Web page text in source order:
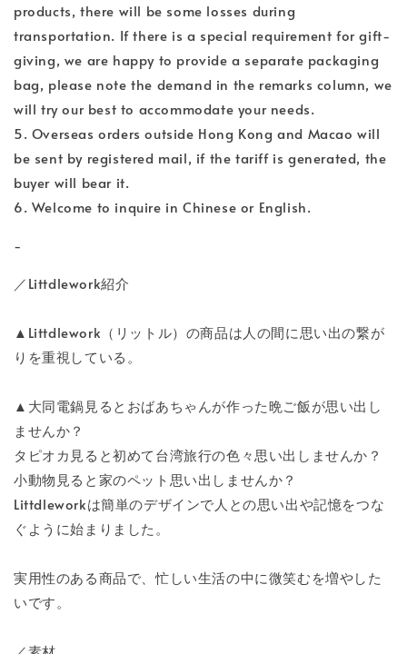
products, there will be some losses during
transportation. If there is a special requirement for gift-
giving, we are happy to provide a separate packaging
bag, please note the demand in the remarks column, we
will try our best to accommodate your needs.
5. Overseas orders outside Hong Kong and Macao will
be sent by registered mail, if the tariff is generated, the
buyer will bear it.
6. Welcome to inquire in Chinese or English.
-
／Littdlework紹介
▲Littdlework（リットル）の商品は人の間に思い出の繋が
りを重視している。
▲大同電鍋見るとおばあちゃんが作った晩ご飯が思い出し
ませんか？
タピオカ見ると初めて台湾旅行の色々思い出しませんか？
小動物見ると家のペット思い出しませんか？
Littdleworkは簡単のデザインで人との思い出や記憶をつな
ぐように始まりました。
実用性のある商品で、忙しい生活の中に微笑むを増やした
いです。